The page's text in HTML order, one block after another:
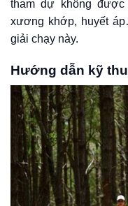
tham dự không
xương khớp, huyết
giải chạy này.
Hướng dẫn kỹ